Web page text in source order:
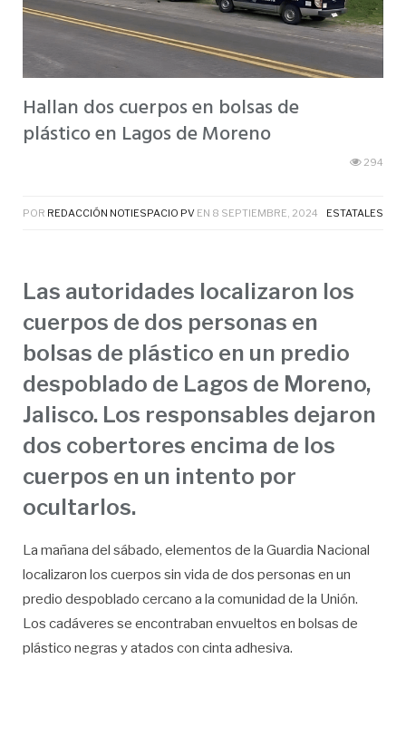
Hallan dos cuerpos en bolsas de
plástico en Lagos de Moreno
294
POR REDACCIÓN NOTIESPACIO PV EN 8 SEPTIEMBRE, 2024 ESTATALES
Las autoridades localizaron los
cuerpos de dos personas en
bolsas de plástico en un predio
despoblado de Lagos de Moreno,
Jalisco. Los responsables dejaron
dos cobertores encima de los
cuerpos en un intento por
ocultarlos.
La mañana del sábado, elementos de la Guardia Nacional
localizaron los cuerpos sin vida de dos personas en un
predio despoblado cercano a la comunidad de la Unión.
Los cadáveres se encontraban envueltos en bolsas de
plástico negras y atados con cinta adhesiva.